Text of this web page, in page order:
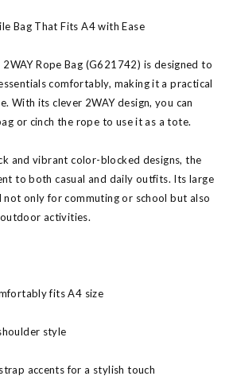
Bag That Fits A4 with Ease
Rope Bag (G621742) is designed to
comfortably, making it a practical
With its clever 2WAY design, you can
or cinch the rope to use it as a tote.
and vibrant color-blocked designs, the
to both casual and daily outfits. Its large
not only for commuting or school but also
activities.
fits A4 size
style
accents for a stylish touch